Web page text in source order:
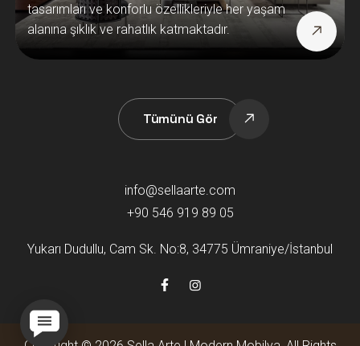
tasarımları ve konforlu özellikleriyle her yaşam
alanına şıklık ve rahatlık katmaktadır.
Tümünü Gör
info@sellaarte.com
+90 546 919 89 05
Yukarı Dudullu, Cam Sk. No:8, 34775 Ümraniye/İstanbul